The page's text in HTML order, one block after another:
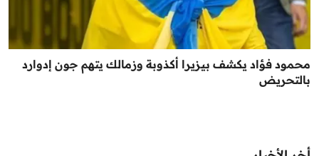
محمود فؤاد يكشف بيزيرا أكذوبة وزمالك يتهم جون إدوارد
بالتحريض